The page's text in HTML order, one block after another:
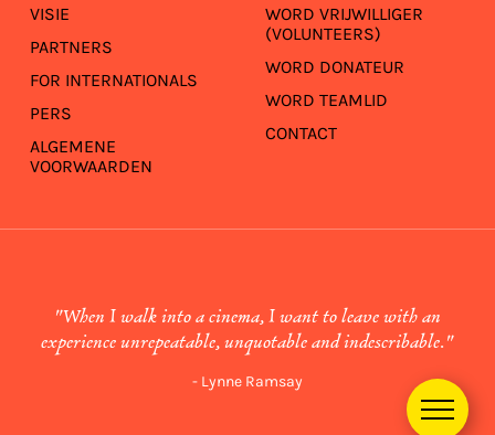
Menu
VISIE
PARTNERS
FOR INTERNATIONALS
PERS
ALGEMENE
VOORWAARDEN
WORD VRIJWILLIGER
(VOLUNTEERS)
WORD DONATEUR
WORD TEAMLID
CONTACT
"When I walk into a cinema, I want to leave with an
experience unrepeatable, unquotable and indescribable."
- Lynne Ramsay